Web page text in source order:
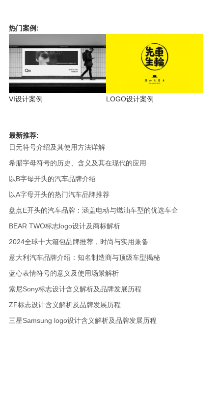
热门案例:
VI设计案例 LOGO设计案例
最新推荐:
日元符号介绍及其使用方法详解
希腊字母符号的历史、含义及其在现代的应用
以B字母开头的汽车品牌介绍
以A字母开头的热门汽车品牌推荐
盘点E开头的汽车品牌：涵盖电动与燃油车型的优选车企
BEAR TWO标志logo设计及商标解析
2024全球十大箱包品牌推荐，时尚与实用兼备
意大利汽车品牌介绍：知名制造商与顶级车型揭秘
蓝心表情符号的意义及使用场景解析
索尼Sony标志设计含义解析及品牌发展历程
ZF标志设计含义解析及品牌发展历程
三星Samsung logo设计含义解析及品牌发展历程